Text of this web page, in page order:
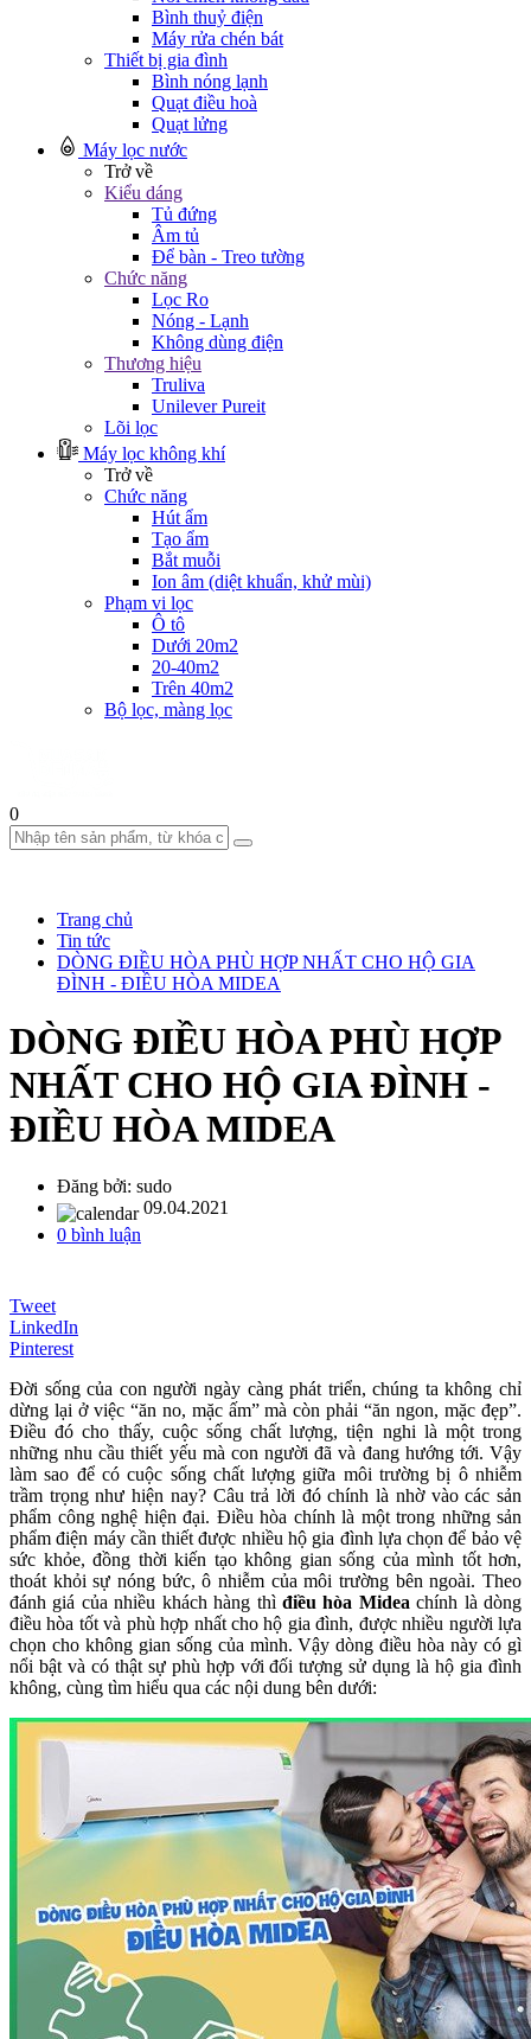
Bình thuỷ điện
Máy rửa chén bát
Thiết bị gia đình
Bình nóng lạnh
Quạt điều hoà
Quạt lửng
Máy lọc nước
Trở về
Kiểu dáng
Tủ đứng
Âm tủ
Để bàn - Treo tường
Chức năng
Lọc Ro
Nóng - Lạnh
Không dùng điện
Thương hiệu
Truliva
Unilever Pureit
Lõi lọc
Máy lọc không khí
Trở về
Chức năng
Hút ẩm
Tạo ẩm
Bắt muỗi
Ion âm (diệt khuẩn, khử mùi)
Phạm vi lọc
Ô tô
Dưới 20m2
20-40m2
Trên 40m2
Bộ lọc, màng lọc
0
Trang chủ
Tin tức
DÒNG ĐIỀU HÒA PHÙ HỢP NHẤT CHO HỘ GIA
ĐÌNH - ĐIỀU HÒA MIDEA
DÒNG ĐIỀU HÒA PHÙ HỢP
NHẤT CHO HỘ GIA ĐÌNH -
ĐIỀU HÒA MIDEA
Đăng bởi: sudo
09.04.2021
0 bình luận
Tweet
LinkedIn
Pinterest
Đời sống của con người ngày càng phát triển, chúng ta không chỉ
dừng lại ở việc “ăn no, mặc ấm” mà còn phải “ăn ngon, mặc đẹp”.
Điều đó cho thấy, cuộc sống chất lượng, tiện nghi là một trong
những nhu cầu thiết yếu mà con người đã và đang hướng tới. Vậy
làm sao để có cuộc sống chất lượng giữa môi trường bị ô nhiễm
trầm trọng như hiện nay? Câu trả lời đó chính là nhờ vào các sản
phẩm công nghệ hiện đại. Điều hòa chính là một trong những sản
phẩm điện máy cần thiết được nhiều hộ gia đình lựa chọn để bảo vệ
sức khỏe, đồng thời kiến tạo không gian sống của mình tốt hơn,
thoát khỏi sự nóng bức, ô nhiễm của môi trường bên ngoài. Theo
đánh giá của nhiều khách hàng thì điều hòa Midea chính là dòng
điều hòa tốt và phù hợp nhất cho hộ gia đình, được nhiều người lựa
chọn cho không gian sống của mình. Vậy dòng điều hòa này có gì
nổi bật và có thật sự phù hợp với đối tượng sử dụng là hộ gia đình
không, cùng tìm hiểu qua các nội dung bên dưới: